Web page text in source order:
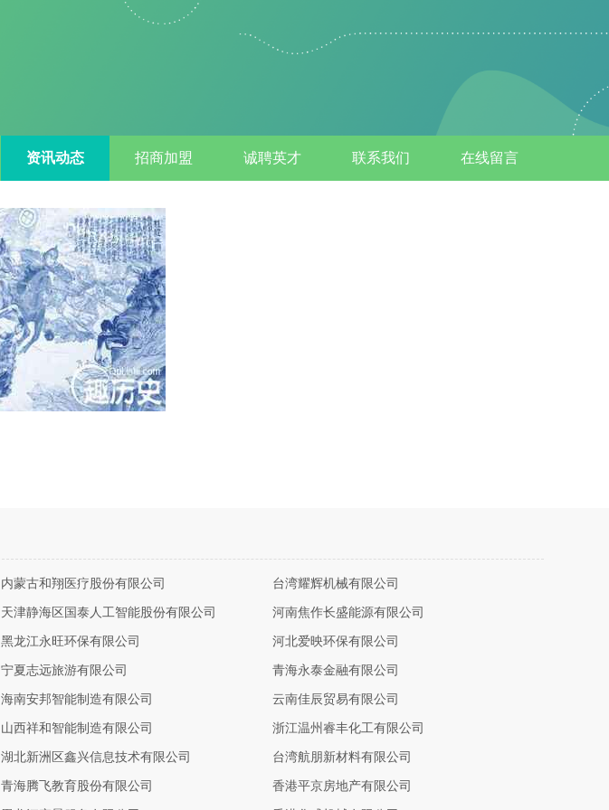
资讯动态 招商加盟 诚聘英才 联系我们 在线留言
内蒙古和翔医疗股份有限公司 台湾耀辉机械有限公司
天津静海区国泰人工智能股份有限公司 河南焦作长盛能源有限公司
黑龙江永旺环保有限公司 河北爱映环保有限公司
宁夏志远旅游有限公司 青海永泰金融有限公司
海南安邦智能制造有限公司 云南佳辰贸易有限公司
山西祥和智能制造有限公司 浙江温州睿丰化工有限公司
湖北新洲区鑫兴信息技术有限公司 台湾航朋新材料有限公司
青海腾飞教育股份有限公司 香港平京房地产有限公司